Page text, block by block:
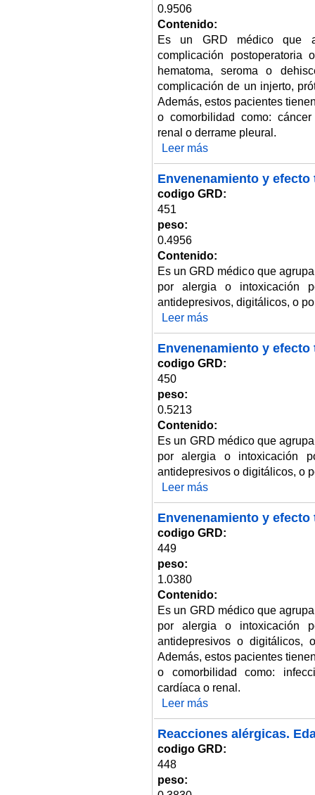
0.9506
Contenido:
Es un GRD médico que
complicación postoperatoria
hematoma, seroma o
complicación de un injerto,
Además, estos pacientes
o comorbilidad como:
renal o derrame pleural.
Leer más
Envenenamiento y
codigo GRD:
451
peso:
0.4956
Contenido:
Es un GRD médico que
por alergia o intoxicación
antidepresivos, digitálicos, o
Leer más
Envenenamiento y
codigo GRD:
450
peso:
0.5213
Contenido:
Es un GRD médico que
por alergia o intoxicación
antidepresivos o digitálicos, o
Leer más
Envenenamiento y
codigo GRD:
449
peso:
1.0380
Contenido:
Es un GRD médico que
por alergia o intoxicación
antidepresivos o digitálicos,
Además, estos pacientes
o comorbilidad como:
cardíaca o renal.
Leer más
Reacciones alérgicas.
codigo GRD:
448
peso: